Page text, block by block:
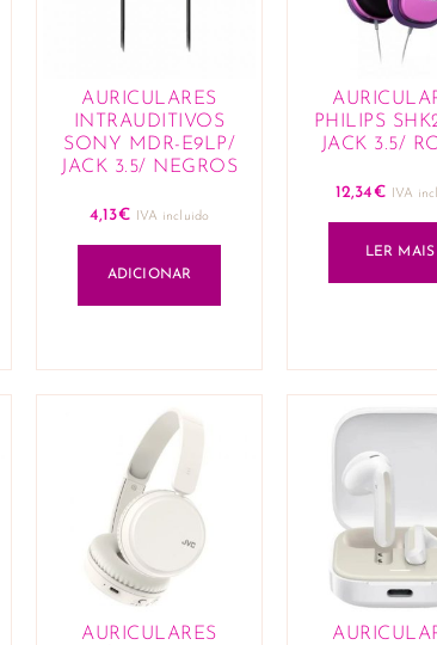
AURICULARES
INTRAUDITIVOS
SONY MDR-E9LP/
JACK 3.5/ NEGROS
4,13€ IVA incluido
ADICIONAR
PHILIPS
JACK 3.5/
12,34€ IVA
LER MAIS
AURICULARES